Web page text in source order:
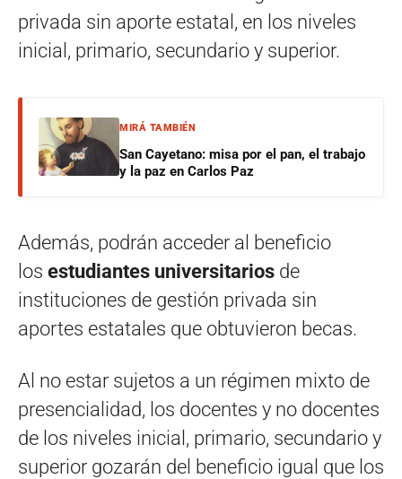
privada sin aporte estatal, en los niveles
inicial, primario, secundario y superior.
MIRÁ TAMBIÉN
San Cayetano: misa por el pan, el trabajo
y la paz en Carlos Paz
Además, podrán acceder al beneficio
los estudiantes universitarios de
instituciones de gestión privada sin
aportes estatales que obtuvieron becas.
Al no estar sujetos a un régimen mixto de
presencialidad, los docentes y no docentes
de los niveles inicial, primario, secundario y
superior gozarán del beneficio igual que los